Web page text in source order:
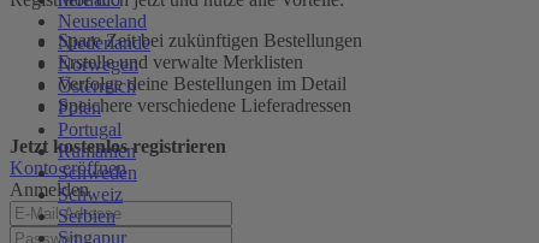
Neuseeland
Niederlande
Norwegen
Österreich
Polen
Portugal
Rumänien
Schweden
Schweiz
Serbien
Singapur
Spare Zeit bei zukünftigen Bestellungen
Erstelle und verwalte Merklisten
Verfolge deine Bestellungen im Detail
Speichere verschiedene Lieferadressen
Jetzt kostenlos registrieren
Konto eröffnen
Anmelden